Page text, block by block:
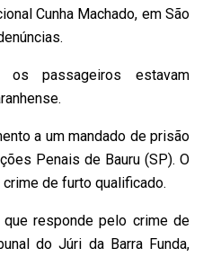
Cunha Machado, em São
passageiros estavam
a um mandado de prisão
Penais de Bauru (SP). O
de furto qualificado.
responde pelo crime de
do Júri da Barra Funda,